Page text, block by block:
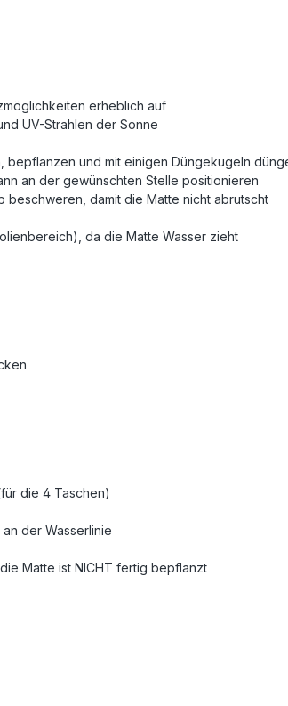
erheblich auf
UV-Strahlen der Sonne
bepflanzen und mit einigen Düngekugeln
an der gewünschten Stelle positionieren
damit die Matte nicht abrutscht
da die Matte Wasser zieht
die 4 Taschen)
der Wasserlinie
Matte ist NICHT fertig bepflanzt